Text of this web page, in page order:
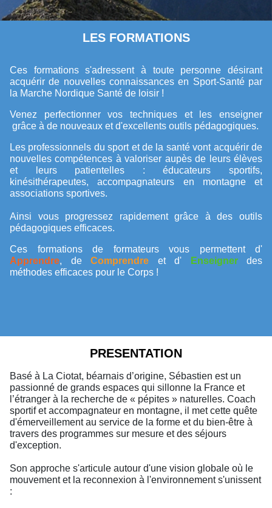
LES FORMATIONS
Ces formations s'adressent à toute personne désirant
acquérir de nouvelles connaissances en Sport-Santé par
la Marche Nordique Santé de loisir !
Venez perfectionner vos techniques et les enseigner
grâce à de nouveaux et d'excellents outils pédagogiques.
Les professionnels du sport et de la santé vont acquérir de
nouvelles compétences à valoriser aupès de leurs élèves
et leurs patientelles : éducateurs sportifs,
kinésithérapeutes, accompagnateurs en montagne et
associations sportives.
Ainsi vous progressez rapidement grâce à des outils
pédagogiques efficaces.
Ces formations de formateurs vous permettent d'
Apprendre, de Comprendre et d' Enseignerdes
méthodes efficaces pour le Corps !
PRESENTATION
Basé à La Ciotat, béarnais d’origine, Sébastien est un
passionné de grands espaces qui sillonne la France et
l’étranger à la recherche de « pépites » naturelles. Coach
sportif et accompagnateur en montagne, il met cette quête
d'émerveillement au service de la forme et du bien-être à
travers des programmes sur mesure et des séjours
d'exception.
Son approche s'articule autour d'une vision globale où le
mouvement et la reconnexion à l'environnement s'unissent
: